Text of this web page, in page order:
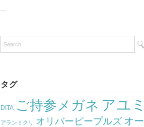
タグ
DITA ご持参メガネ アユミ
アランミクリ オリバーピープルズ オー